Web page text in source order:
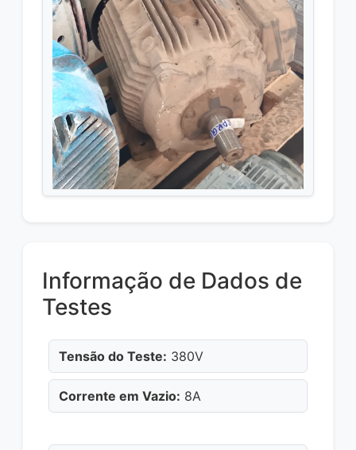
Informação de Dados de
Testes
Tensão do Teste: 380V
Corrente em Vazio: 8A